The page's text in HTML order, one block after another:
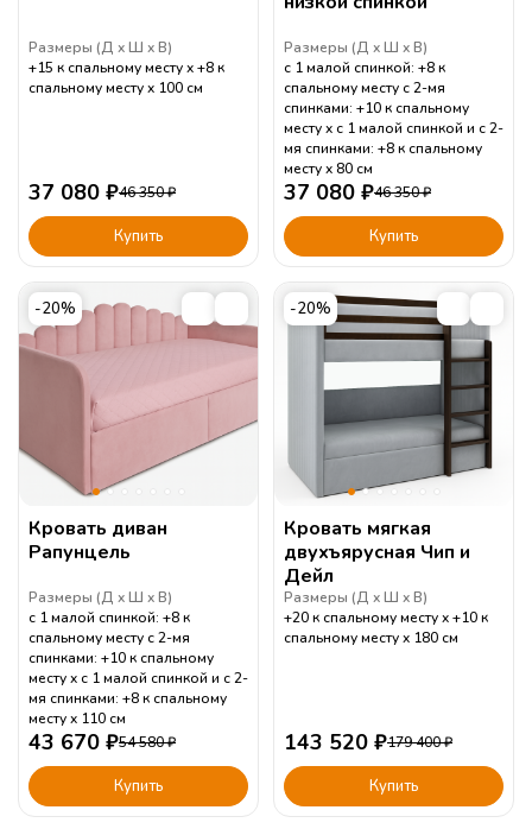
Размеры (Д Ш В)
+15 к спальному месту
+8 к
спальному месту
100 см
37 080 ₽46 350₽
Купить
Размеры (Д Ш В)
с 1 малой спинкой: +8 к
спальному месту с 2-мя
спинками: +10 к спальному
месту
с 1 малой спинкой и с 2-
мя спинками: +8 к спальному
месту
80 см
37 080 ₽46 350₽
Купить
-20%
Кровать диван
Рапунцель
Размеры (Д Ш В)
с 1 малой спинкой: +8 к
спальному месту с 2-мя
спинками: +10 к спальному
месту
с 1 малой спинкой и с 2-
мя спинками: +8 к спальному
месту
110 см
43 670 ₽54 580₽
Купить
-20%
Кровать мягкая
двухъярусная Чип и
Дейл
Размеры (Д Ш В)
+20 к спальному месту
+10 к
спальному месту
180 см
143 520 ₽179 400₽
Купить